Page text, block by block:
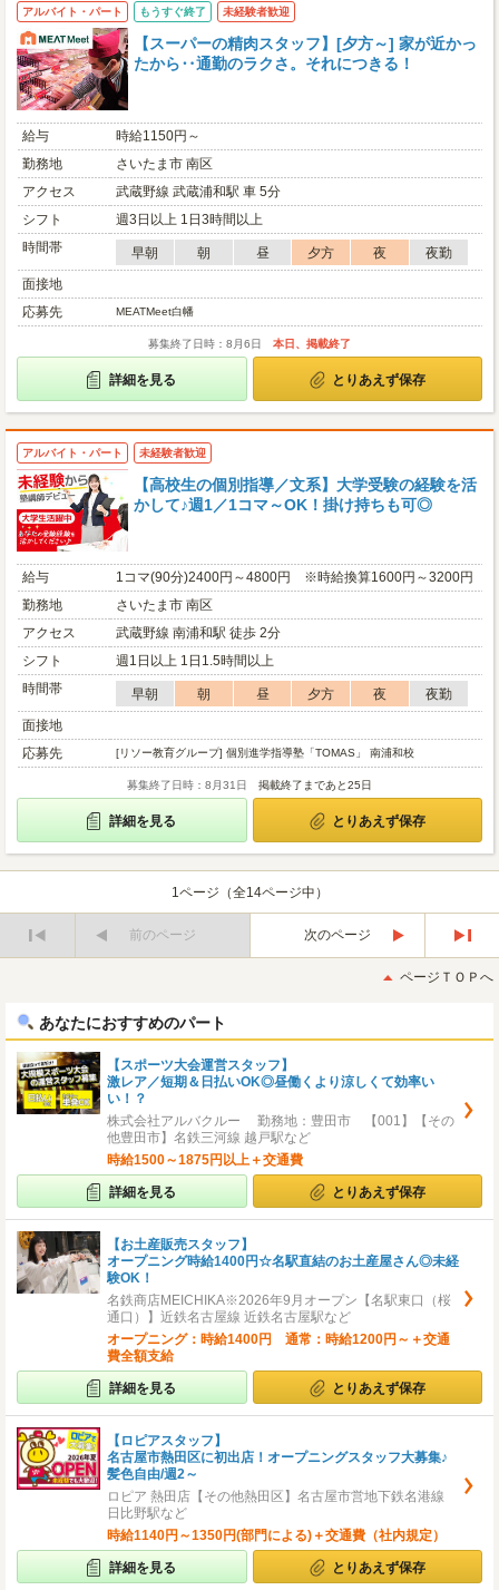
アルバイト・パート もうすぐ終了 未経験者歓迎
【スーパーの精肉スタッフ】[夕方～] 家が近かっ
たから‥通勤のラクさ。それにつきる！
給与
時給1150円～
勤務地
さいたま市 南区
アクセス
武蔵野線 武蔵浦和駅 車 5分
シフト
週3日以上 1日3時間以上
時間帯
早朝 朝 昼 夕方 夜
夜勤
面接地
応募先
MEATMeet白幡
募集終了日時：8月6日 本日、掲載終了
詳細を見る とりあえず保存
アルバイト・パート 未経験者歓迎
【高校生の個別指導／文系】大学受験の経験を活
かして♪週1／1コマ～OK！掛け持ちも可◎
給与
1コマ(90分)2400円～4800円 ※時給換算1600円～3200円
勤務地
さいたま市 南区
アクセス
武蔵野線 南浦和駅 徒歩 2分
シフト
週1日以上 1日1.5時間以上
時間帯
早朝 朝 昼 夕方 夜
夜勤
面接地
応募先
[リソー教育グループ] 個別進学指導塾「TOMAS」 南浦和校
募集終了日時：8月31日 掲載終了まであと25日
詳細を見る とりあえず保存
1ページ（全14ページ中）
前のページ
次のページ
後
ページＴＯＰへ
あなたにおすすめのパート
【スポーツ大会運営スタッフ】
激レア／短期＆日払いOK◎昼働くより涼しくて効率い
い！？
株式会社アルバクルー 勤務地：豊田市 【001】【その
他豊田市】名鉄三河線 越戸駅など
時給1500～1875円以上＋交通費
詳細を見る とりあえず保存
【お土産販売スタッフ】
オープニング時給1400円☆名駅直結のお土産屋さん◎未経
験OK！
名鉄商店MEICHIKA※2026年9月オープン【名駅東口（桜
通口）】近鉄名古屋線 近鉄名古屋駅など
オープニング：時給1400円 通常：時給1200円～＋交通
費全額支給
詳細を見る とりあえず保存
【ロピアスタッフ】
名古屋市熱田区に初出店！オープニングスタッフ大募集♪
髪色自由/週2～
ロピア 熱田店【その他熱田区】名古屋市営地下鉄名港線
日比野駅など
時給1140円～1350円(部門による)＋交通費（社内規定）
詳細を見る とりあえず保存